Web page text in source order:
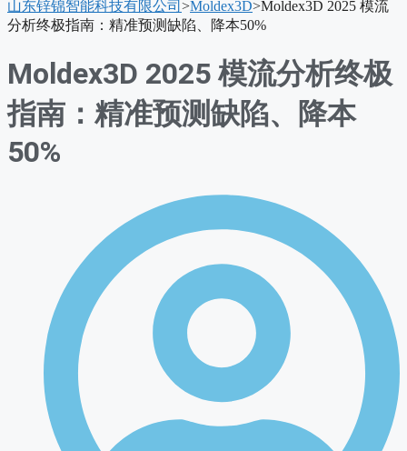
单
山东锌锦智能科技有限公司 >Moldex3D>Moldex3D 2025 模流
分析终极指南：精准预测缺陷、降本50%
Moldex3D 2025 模流分析终极
指南：精准预测缺陷、降本
50%